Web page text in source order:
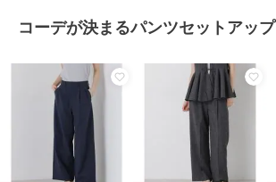
コーデが決まるパンツセットアップ